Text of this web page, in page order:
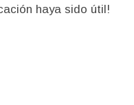
haya sido útil!